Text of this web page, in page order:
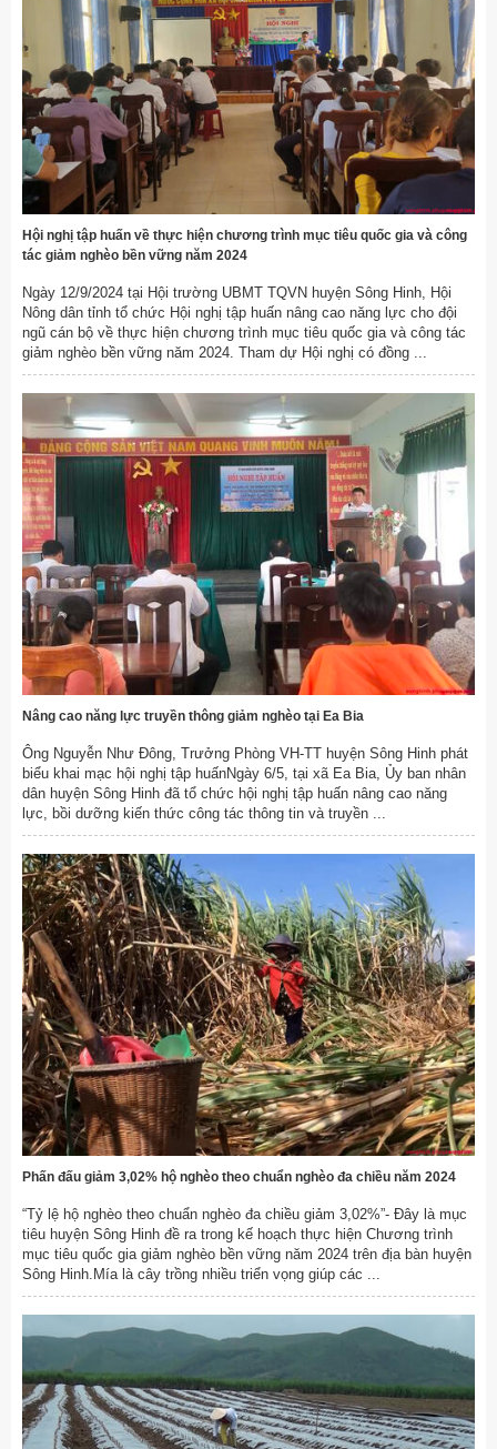
Hội nghị tập huấn về thực hiện chương trình mục tiêu quốc gia và công
tác giảm nghèo bền vững năm 2024
Ngày 12/9/2024 tại Hội trường UBMT TQVN huyện Sông Hinh, Hội
Nông dân tỉnh tổ chức Hội nghị tập huấn nâng cao năng lực cho đội
ngũ cán bộ về thực hiện chương trình mục tiêu quốc gia và công tác
giảm nghèo bền vững năm 2024. Tham dự Hội nghị có đồng ...
Nâng cao năng lực truyền thông giảm nghèo tại Ea Bia
Ông Nguyễn Như Đông, Trưởng Phòng VH-TT huyện Sông Hinh phát
biểu khai mạc hội nghị tập huấnNgày 6/5, tại xã Ea Bia, Ủy ban nhân
dân huyện Sông Hinh đã tổ chức hội nghị tập huấn nâng cao năng
lực, bồi dưỡng kiến thức công tác thông tin và truyền ...
Phấn đấu giảm 3,02% hộ nghèo theo chuẩn nghèo đa chiều năm 2024
“Tỷ lệ hộ nghèo theo chuẩn nghèo đa chiều giảm 3,02%”- Đây là mục
tiêu huyện Sông Hinh đề ra trong kế hoạch thực hiện Chương trình
mục tiêu quốc gia giảm nghèo bền vững năm 2024 trên địa bàn huyện
Sông Hinh.Mía là cây trồng nhiều triển vọng giúp các ...